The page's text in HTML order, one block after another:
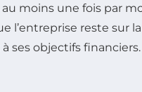
moins une fois par
l’entreprise reste sur
ses objectifs financiers.